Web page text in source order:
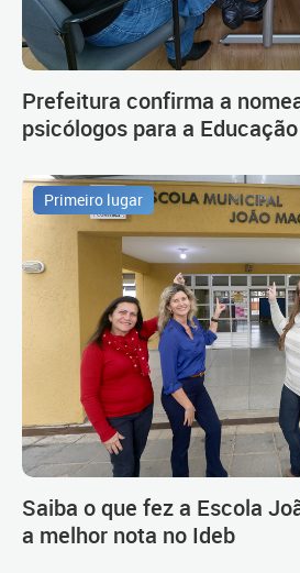
Prefeitura confirma a
psicólogos para a Educação
Primeiro lugar
Saiba o que fez a Escola
a melhor nota no Ideb